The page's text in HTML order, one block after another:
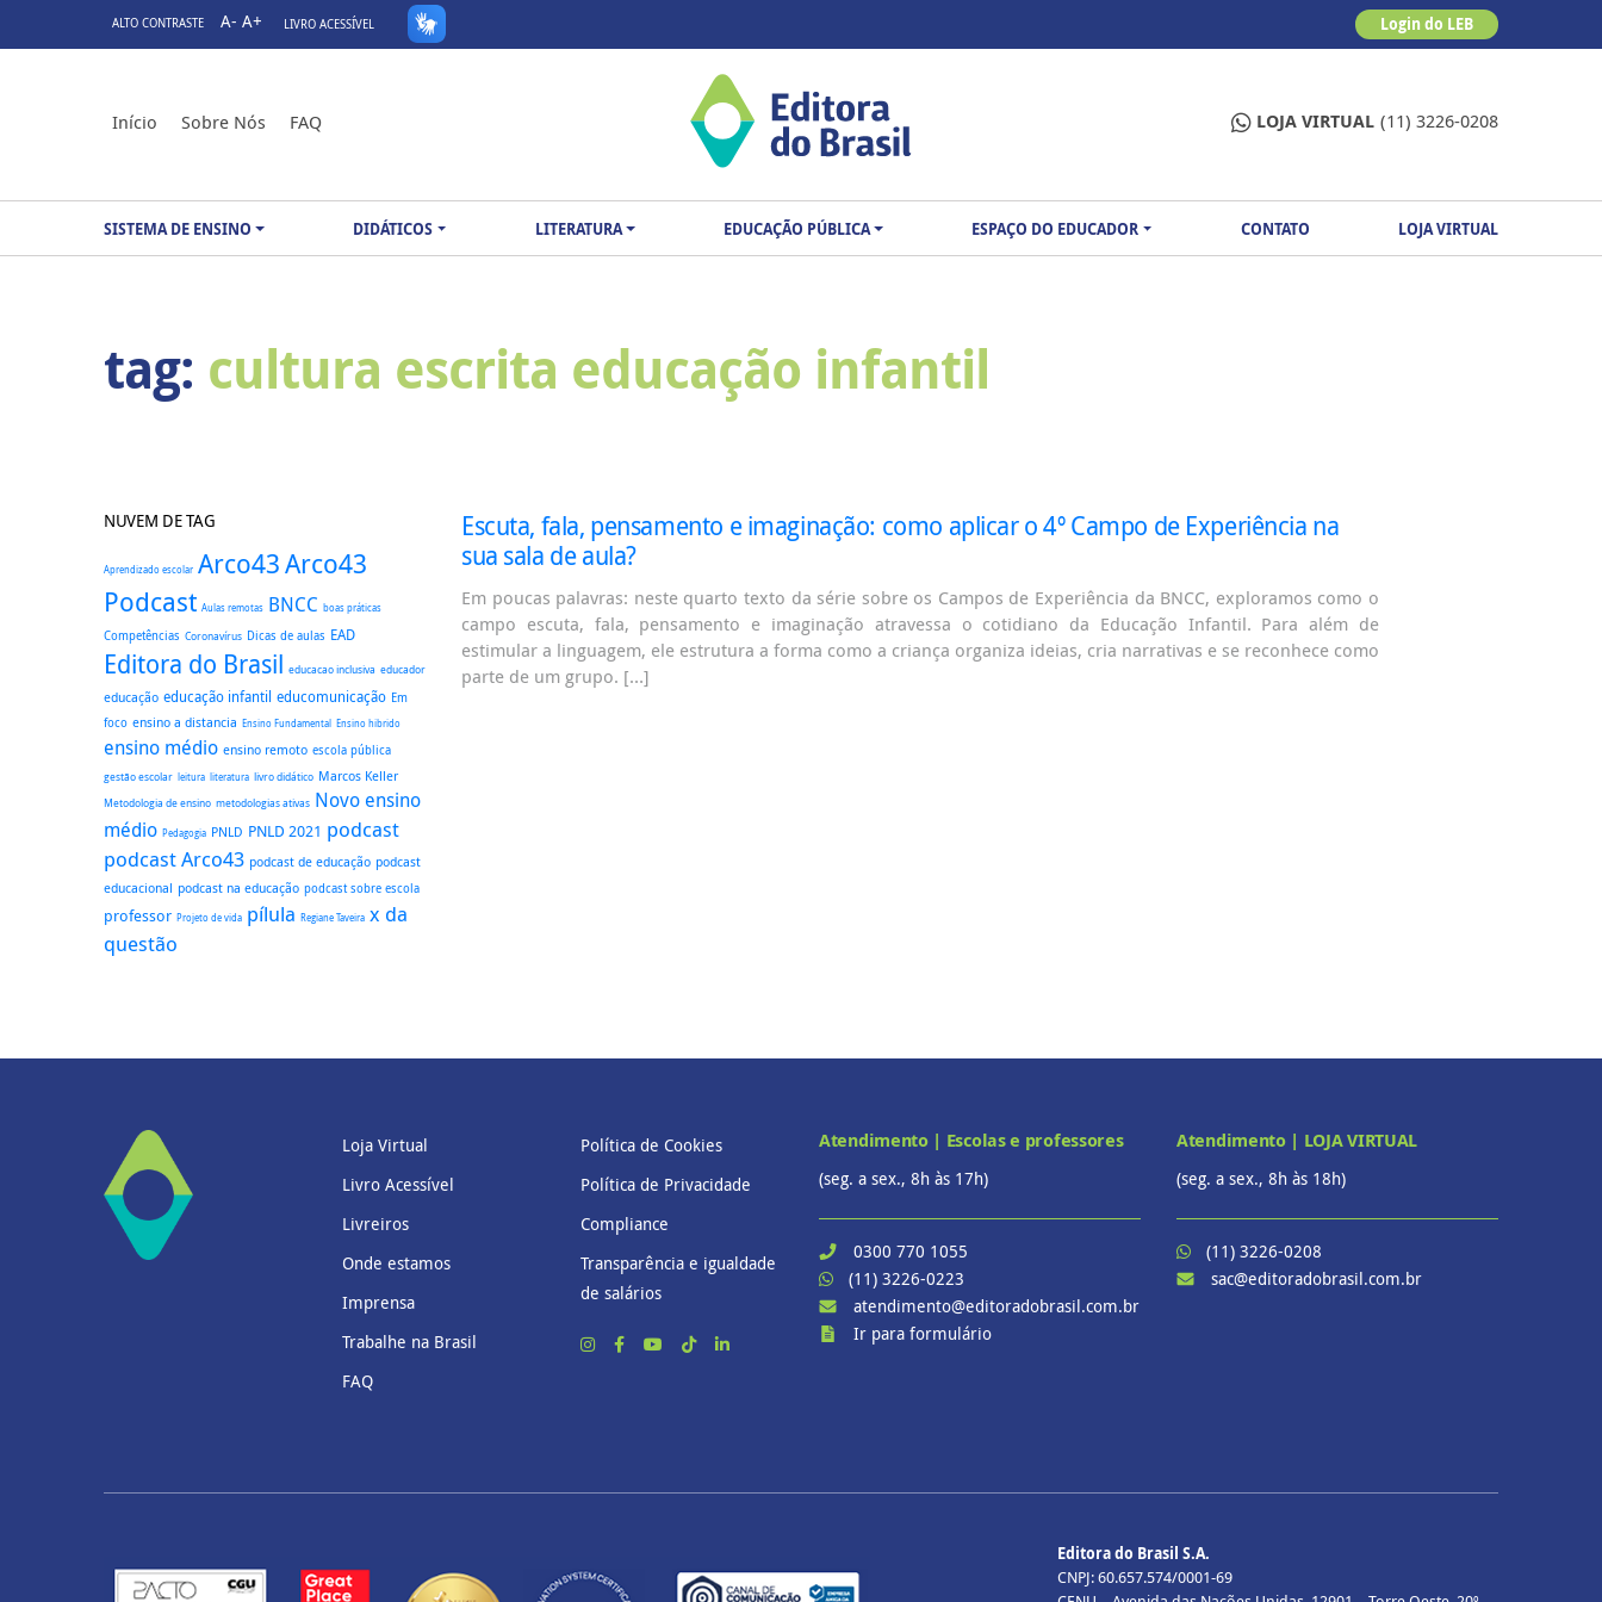
ALTO CONTRASTE A- A+ LIVRO ACESSÍVEL Login do LEB
Início Sobre Nós FAQ LOJA VIRTUAL (11) 3226-0208
SISTEMA DE ENSINO DIDÁTICOS LITERATURA EDUCAÇÃO PÚBLICA ESPAÇO DO EDUCADOR CONTATO LOJA VIRTUAL
tag: cultura escrita educação infantil
NUVEM DE TAG
Aprendizado escolar Arco43Arco43
Podcast Aulas remotas BNCC boas práticas
Competências Coronavírus Dicas de aulas EAD
Editora do Brasil educacao inclusiva educador
educação educação infantil educomunicação Em
foco ensino a distancia Ensino Fundamental Ensino hibrido
ensino médio ensino remoto escola pública
gestão escolar leitura literatura livro didático Marcos Keller
Metodologia de ensino metodologias ativas Novo ensino
médio Pedagogia PNLD PNLD 2021 podcast
podcast Arco43 podcast de educação podcast
educacional podcast na educação podcast sobre escola
professor Projeto de vida pílula Regiane Taveira x da
questão
Escuta, fala, pensamento e imaginação: como aplicar o 4º Campo de Experiência na
sua sala de aula?
Em poucas palavras: neste quarto texto da série sobre os Campos de Experiência da BNCC, exploramos como o
campo escuta, fala, pensamento e imaginação atravessa o cotidiano da Educação Infantil. Para além de
estimular a linguagem, ele estrutura a forma como a criança organiza ideias, cria narrativas e se reconhece como
parte de um grupo. […]
Loja Virtual
Livro Acessível
Livreiros
Onde estamos
Imprensa
Trabalhe na Brasil
FAQ
Política de Cookies
Política de Privacidade
Compliance
Transparência e igualdade
de salários
Atendimento | Escolas e professores
(seg. a sex., 8h às 17h)
0300 770 1055
(11) 3226-0223
atendimento@editoradobrasil.com.br
Ir para formulário
Atendimento | LOJA VIRTUAL
(seg. a sex., 8h às 18h)
(11) 3226-0208
sac@editoradobrasil.com.br
Editora do Brasil S.A.
CNPJ: 60.657.574/0001-69